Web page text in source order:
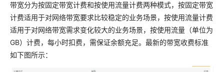
带宽分为按固定带宽计费和按使用流量计费两种模式，按固定带宽
计费适用于对网络带宽要求比较稳定的业务场景，按使用流量计费
适用于对网络带宽需求变化较大的业务场景，按使用流量（单位为
GB）计费，每小时扣费，需保证余额充足。最新的带宽收费标准
如下图所示：